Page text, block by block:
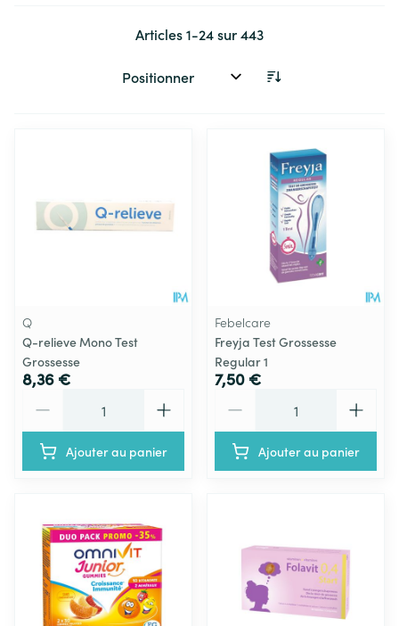
Articles1-24sur443
Trier par:
Q
Q-relieve Mono Test
Grossesse
8,36 €
Ajouter au panier
Febelcare
Freyja Test Grossesse
Regular 1
7,50 €
Ajouter au panier